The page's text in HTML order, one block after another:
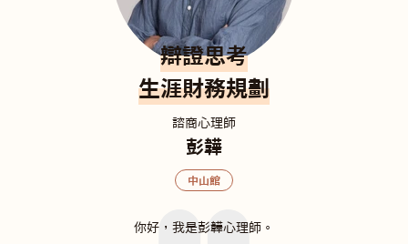
辯證思考
生涯財務規劃
諮商心理師
彭韡
中山館
你好，我是彭韡心理師。